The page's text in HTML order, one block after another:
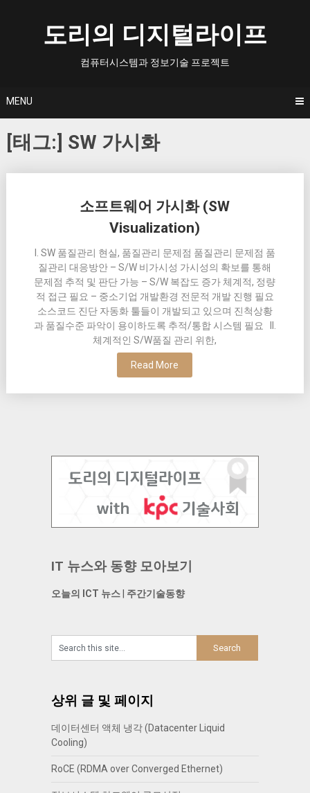
도리의 디지털라이프
컴퓨터시스템과 정보기술 프로젝트
MENU
[태그:] SW 가시화
소프트웨어 가시화 (SW
Visualization)
I. SW 품질관리 현실, 품질관리 문제점 품질관리 문제점 품
질관리 대응방안 – S/W 비가시성 가시성의 확보를 통해
문제점 추적 및 판단 가능 – S/W 복잡도 증가 체계적, 정량
적 접근 필요 – 중소기업 개발환경 전문적 개발 진행 필요
소스코드 진단 자동화 툴들이 개발되고 있으며 진척상황
과 품질수준 파악이 용이하도록 추적/통합 시스템 필요 II.
체계적인 S/W품질 관리 위한,
Read More
navigation
IT 뉴스와 동향 모아보기
오늘의 ICT 뉴스| 주간기술동향
상위 글 및 페이지
데이터센터 액체 냉각 (Datacenter Liquid
Cooling)
RoCE (RDMA over Converged Ethernet)